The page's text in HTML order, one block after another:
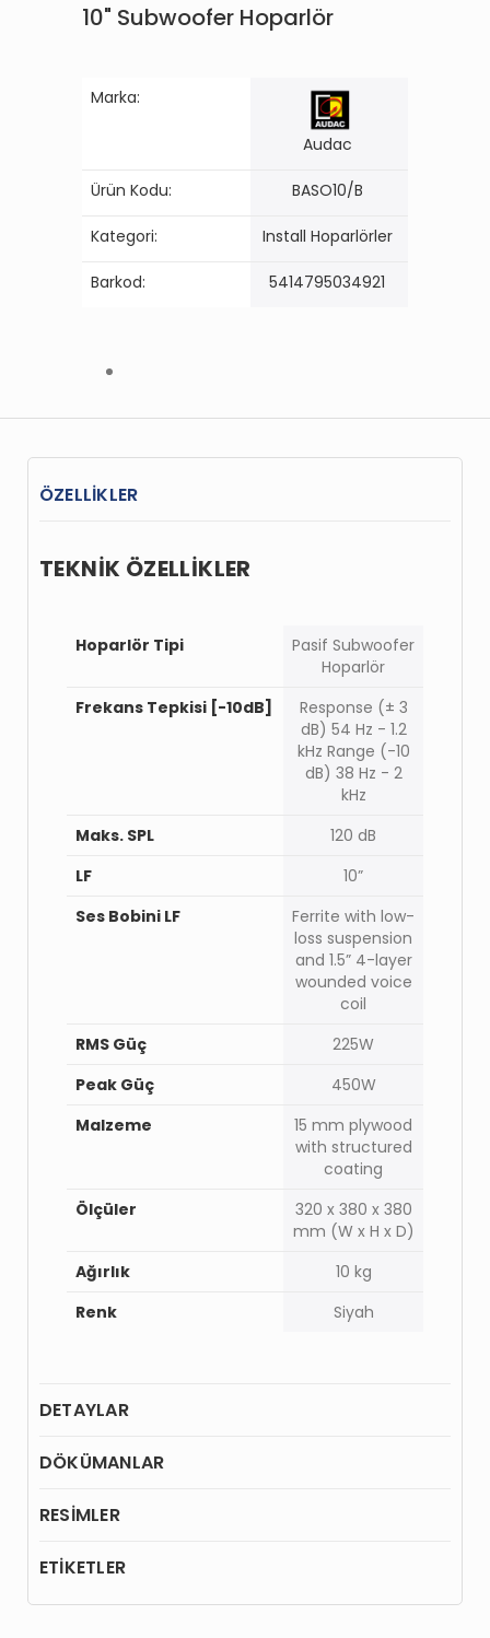
10" Subwoofer Hoparlör
Marka:
Audac
Ürün Kodu: BASO10/B
Kategori: Install Hoparlörler
Barkod: 5414795034921
ÖZELLİKLER
TEKNİK ÖZELLİKLER
Hoparlör Tipi
Pasif Subwoofer
Hoparlör
Frekans Tepkisi [-10dB]
Response (± 3
dB) 54 Hz - 1.2
kHz Range (-10
dB) 38 Hz - 2
kHz
Maks. SPL
120 dB
LF
10”
Ses Bobini LF
Ferrite with low-
loss suspension
and 1.5” 4-layer
wounded voice
coil
RMS Güç
225W
Peak Güç
450W
Malzeme
15 mm plywood
with structured
coating
Ölçüler
320 x 380 x 380
mm (W x H x D)
Ağırlık
10 kg
Renk
Siyah
DETAYLAR
DÖKÜMANLAR
RESİMLER
ETİKETLER